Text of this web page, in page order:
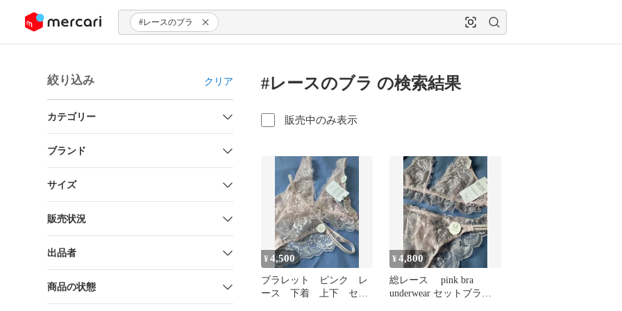
ツにスキップ #レースのブラ
絞り込み クリア
カテゴリー
ブランド
サイズ
販売状況
出品者
商品の状態
#レースのブラ の検索結果
販売中のみ表示
¥4,500
ブラレット ピンク レ
ース 下着 上下 セッ
¥4,800
総レース pink bra
underwear セットブラレ